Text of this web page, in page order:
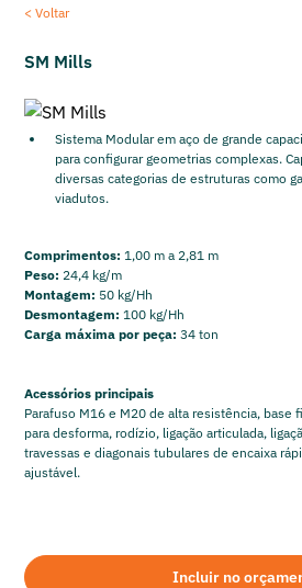
< Voltar
SM Mills
Sistema Modular em aço de grande
para configurar geometrias complexas.
diversas categorias de estruturas como
viadutos.
Comprimentos: 1,00 m a 2,81 m
Peso: 24,4 kg/m
Montagem: 50 kg/Hh
Desmontagem: 100 kg/Hh
Carga máxima por peça:34 ton
Acessórios principais
Parafuso M16 e M20 de alta resistência, base
para desforma, rodízio, ligação articulada,
travessas e diagonais tubulares de encaixa
ajustável.
Incluir no